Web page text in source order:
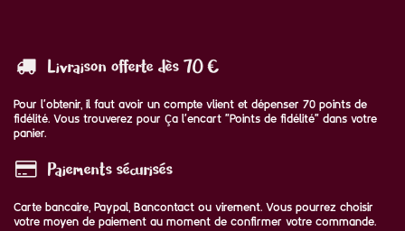
Livraison offerte dès 70 €
Pour l'obtenir, il faut avoir un compte vlient et dépenser 70 points de
fidélité. Vous trouverez pour ça l'encart "Points de fidélité" dans votre
panier.
Paiements sécurisés
Carte bancaire, Paypal, Bancontact ou virement. Vous pourrez choisir
votre moyen de paiement au moment de confirmer votre commande.